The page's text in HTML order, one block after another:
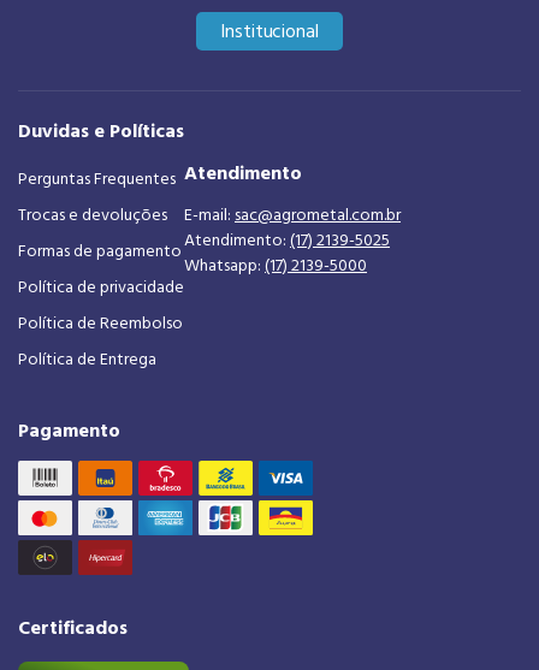
Institucional
Duvidas e Políticas
Perguntas Frequentes
Trocas e devoluções
Formas de pagamento
Política de privacidade
Política de Reembolso
Política de Entrega
Atendimento
E-mail: sac@agrometal.com.br
Atendimento: (17) 2139-5025
Whatsapp: (17) 2139-5000
Pagamento
Certificados